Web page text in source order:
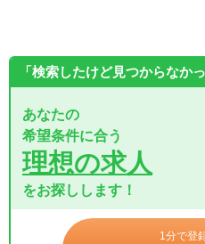
「検索したけど見つからなか
あなたの
希望条件に合う
理想の求人
をお探しします！
1分で登